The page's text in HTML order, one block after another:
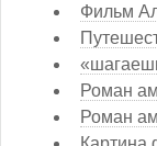
Фильм
Роман
Роман